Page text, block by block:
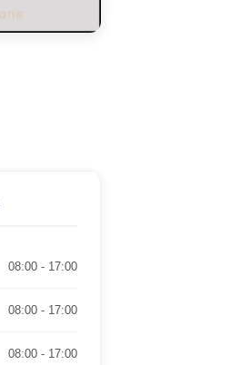
08:00 - 17:00
08:00 - 17:00
08:00 - 17:00